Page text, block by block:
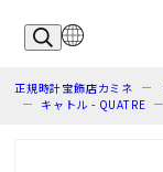
正規時計宝飾店カミネ
キャトル - QUATRE